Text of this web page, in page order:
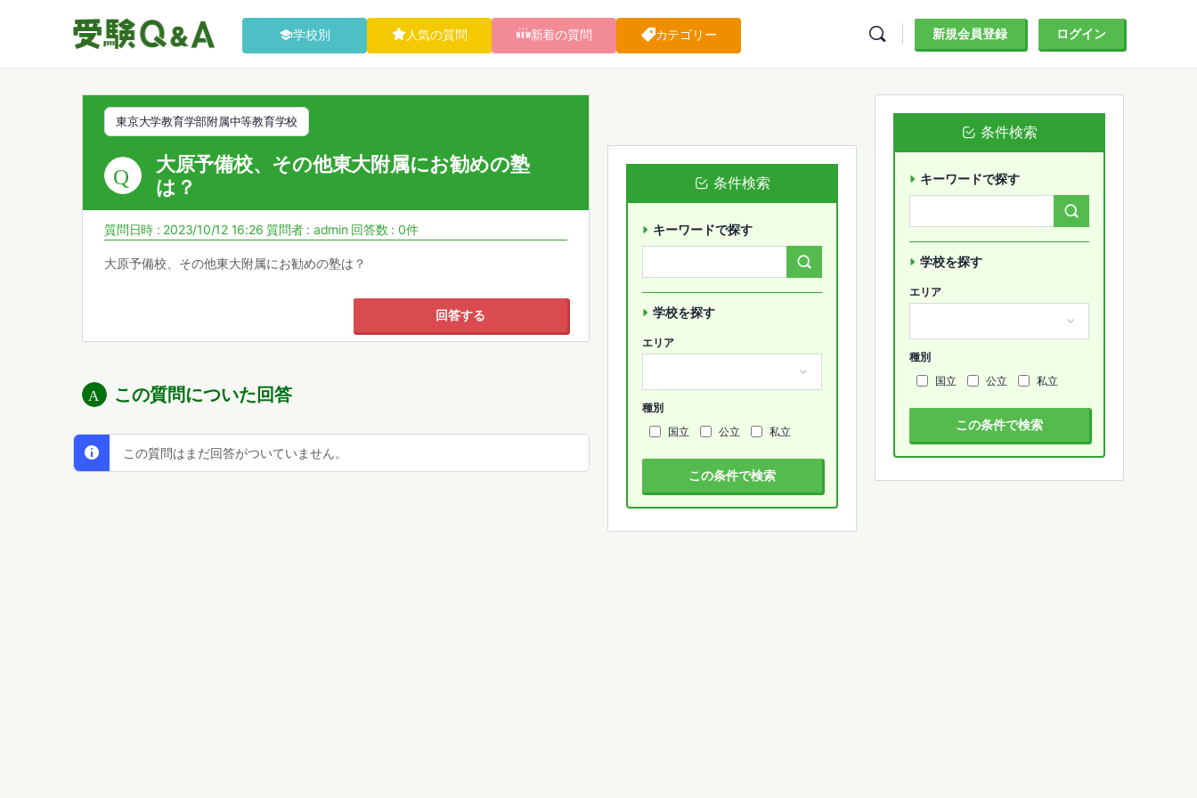
学校別 人気の質問 新着の質問 カテゴリー 新規会員登録 ログイン
東京大学教育学部附属中等教育学校
大原予備校、その他東大附属にお勧めの塾
は？
質問日時 : 2023/10/12 16:26質問者 : admin 回答数 : 0件
大原予備校、その他東大附属にお勧めの塾は？
回答する
この質問についた回答
この質問はまだ回答がついていません。
条件検索
キーワードで探す
学校を探す
エリア
種別
国立
公立 私立
この条件で検索
条件検索
キーワードで探す
学校を探す
エリア
種別
国立
公立 私立
この条件で検索